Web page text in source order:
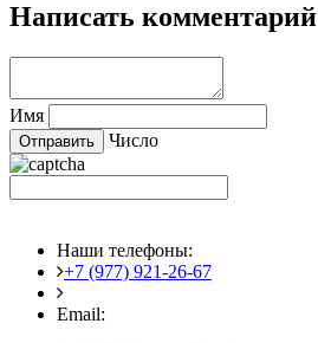
Написать комментарий
Имя
Число
Наши телефоны:
+7 (977) 921-26-67
Email: